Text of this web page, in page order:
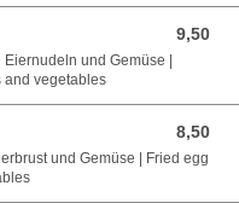
9,50
9,50 EUR
und Gemüse |
and vegetables
8,50
8,50 EUR
und Gemüse | Fried egg